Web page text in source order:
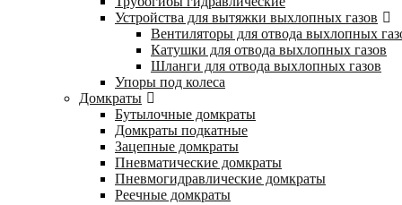
Устройства для вытяжки выхлопных газов
Вентиляторы для отвода выхлопных
Катушки для отвода выхлопных газов
Шланги для отвода выхлопных газов
Упоры под колеса
Домкраты
Бутылочные домкраты
Домкраты подкатные
Зацепные домкраты
Пневматические домкраты
Пневмогидравлические домкраты
Реечные домкраты